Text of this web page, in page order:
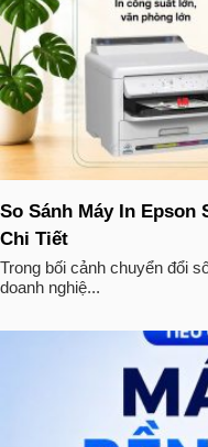
So Sánh Máy In Epson
Chi Tiết
Trong bối cảnh chuyển đổi
doanh nghiệ...